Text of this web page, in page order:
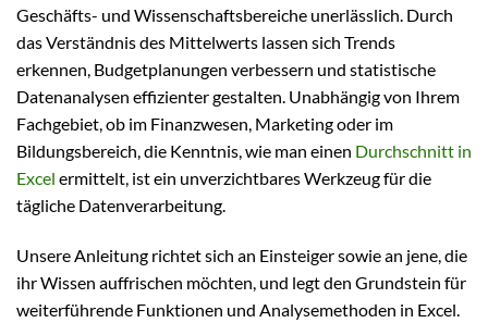
Geschäfts- und Wissenschaftsbereiche unerlässlich. Durch
das Verständnis des Mittelwerts lassen sich Trends
erkennen, Budgetplanungen verbessern und statistische
Datenanalysen effizienter gestalten. Unabhängig von Ihrem
Fachgebiet, ob im Finanzwesen, Marketing oder im
Bildungsbereich, die Kenntnis, wie man einen Durchschnitt in
Excel ermittelt, ist ein unverzichtbares Werkzeug für die
tägliche Datenverarbeitung.
Unsere Anleitung richtet sich an Einsteiger sowie an jene, die
ihr Wissen auffrischen möchten, und legt den Grundstein für
weiterführende Funktionen und Analysemethoden in Excel.